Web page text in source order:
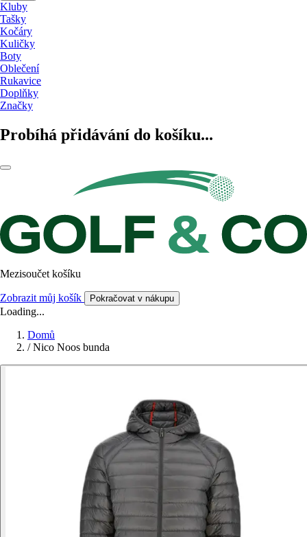
Kluby
Tašky
Kočáry
Kuličky
Boty
Oblečení
Rukavice
Doplňky
Značky
Probíhá přidávání do košíku...
Mezisoučet košíku
Zobrazit můj košík Pokračovat v nákupu
Loading...
Domů
/ Nico Noos bunda